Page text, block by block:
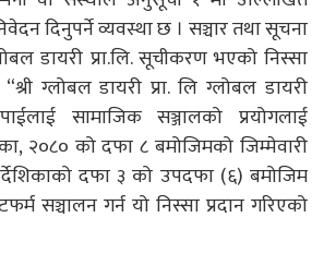
दिनुपर्ने व्यवस्था छ । सञ्चार तथा सूचना
डायरी प्रा.लि. सूचीकरण भएको निस्सा
ग्लोबल डायरी प्रा. लि ग्लोबल डायरी
सामाजिक सञ्जालको प्रयोगलाई
२०८० को दफा ८ बमोजिमको जिम्मेवारी
दफा ३ को उपदफा (६) बमोजिम
सञ्चालन गर्न यो निस्सा प्रदान गरिएको